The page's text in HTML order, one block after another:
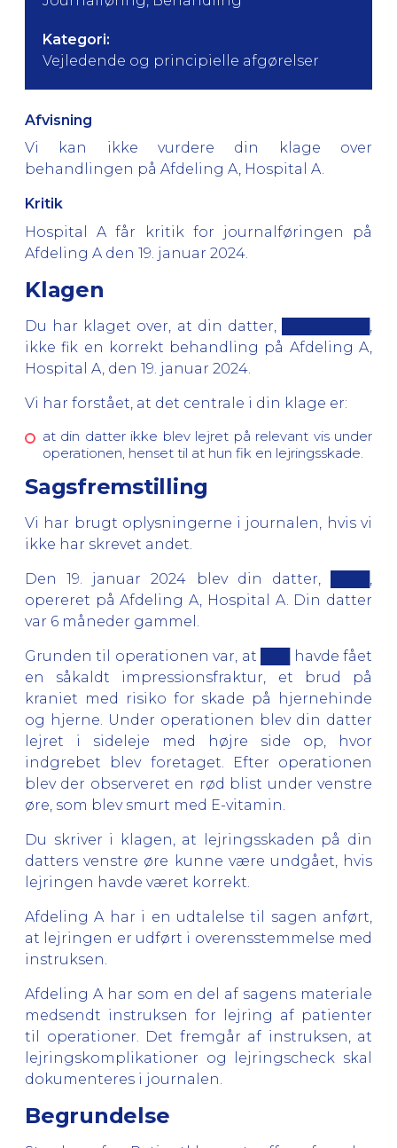
Kategori:
Vejledende og principielle afgørelser
Afvisning
Vi kan ikke vurdere din klage over
behandlingen på Afdeling A, Hospital A.
Kritik
Hospital A får kritik for journalføringen på
Afdeling A den 19. januar 2024.
Klagen
Du har klaget over, at din datter, █████████,
ikke fik en korrekt behandling på Afdeling A,
Hospital A, den 19. januar 2024.
Vi har forstået, at det centrale i din klage er:
at din datter ikke blev lejret på relevant vis under
operationen, henset til at hun fik en lejringsskade.
Sagsfremstilling
Vi har brugt oplysningerne i journalen, hvis vi
ikke har skrevet andet.
Den 19. januar 2024 blev din datter, ████,
opereret på Afdeling A, Hospital A. Din datter
var 6 måneder gammel.
Grunden til operationen var, at ███ havde fået
en såkaldt impressionsfraktur, et brud på
kraniet med risiko for skade på hjernehinde
og hjerne. Under operationen blev din datter
lejret i sideleje med højre side op, hvor
indgrebet blev foretaget. Efter operationen
blev der observeret en rød blist under venstre
øre, som blev smurt med E-vitamin.
Du skriver i klagen, at lejringsskaden på din
datters venstre øre kunne være undgået, hvis
lejringen havde været korrekt.
Afdeling A har i en udtalelse til sagen anført,
at lejringen er udført i overensstemmelse med
instruksen.
Afdeling A har som en del af sagens materiale
medsendt instruksen for lejring af patienter
til operationer. Det fremgår af instruksen, at
lejringskomplikationer og lejringscheck skal
dokumenteres i journalen.
Begrundelse